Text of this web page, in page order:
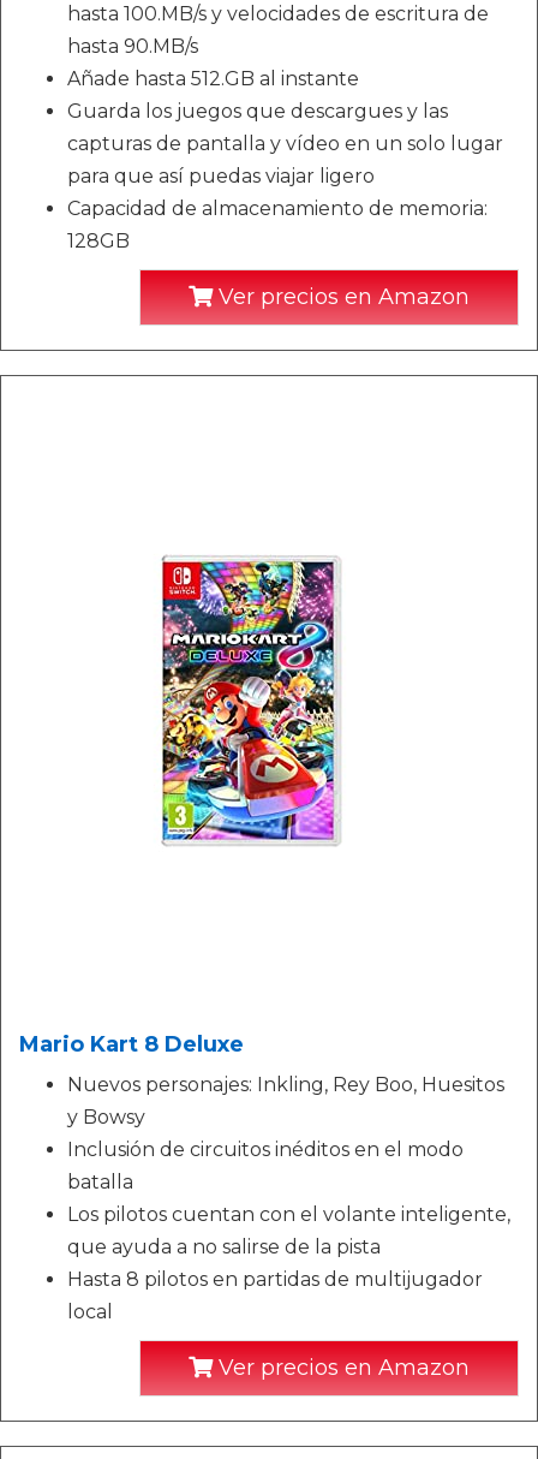
hasta 100.MB/s y velocidades de escritura de
hasta 90.MB/s
Añade hasta 512.GB al instante
Guarda los juegos que descargues y las
capturas de pantalla y vídeo en un solo lugar
para que así puedas viajar ligero
Capacidad de almacenamiento de memoria:
128GB
Ver precios en Amazon
Mario Kart 8 Deluxe
Nuevos personajes: Inkling, Rey Boo, Huesitos
y Bowsy
Inclusión de circuitos inéditos en el modo
batalla
Los pilotos cuentan con el volante inteligente,
que ayuda a no salirse de la pista
Hasta 8 pilotos en partidas de multijugador
local
Ver precios en Amazon